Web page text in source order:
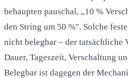
behaupten pauschal, „10 %
den String um 50 %". Solche
nicht belegbar – der tatsächliche
Dauer, Tageszeit, Verschaltung
Belegbar ist dagegen der